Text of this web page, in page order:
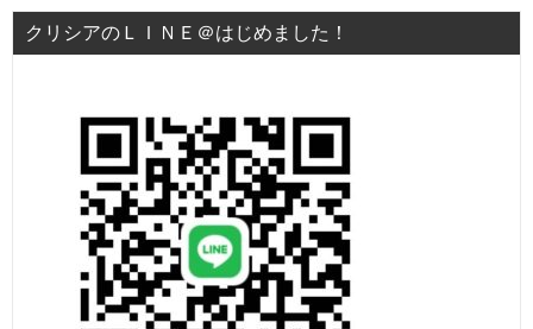
クリシアのＬＩＮＥ＠はじめました！